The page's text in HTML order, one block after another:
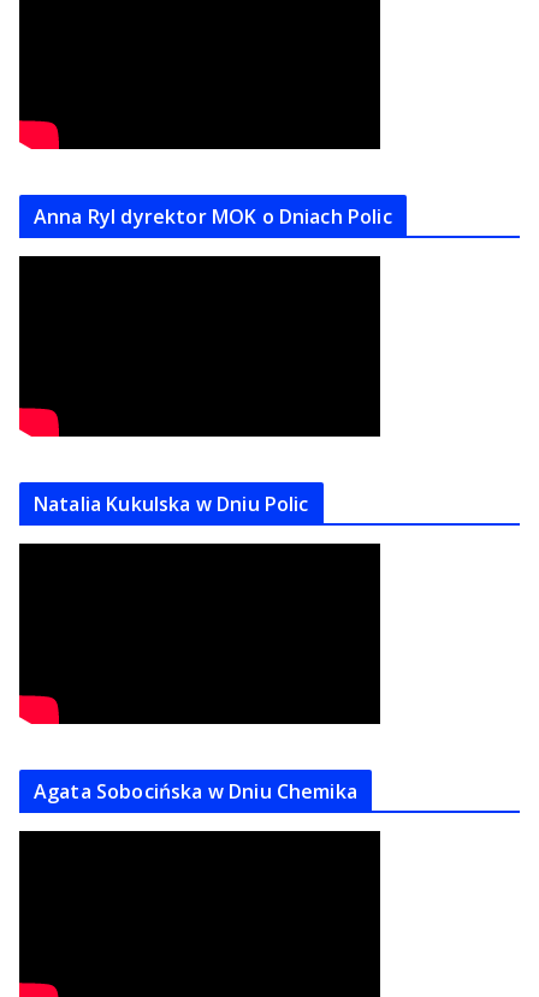
Anna Ryl dyrektor MOK o Dniach Polic
Natalia Kukulska w Dniu Polic
Agata Sobocińska w Dniu Chemika